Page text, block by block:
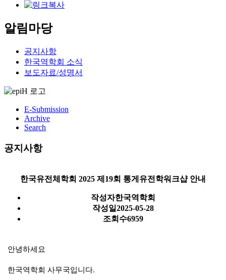
알림마당
공지사항
한국역학회 소식
보도자료/성명서
E-Submission
Archive
Search
공지사항
한국유전체학회 2025 제19회 통게유전학워크샵 안내
작성자한국역학회
작성일2025-05-28
조회수6959
안녕하세요
한국역학회 사무국입니다.